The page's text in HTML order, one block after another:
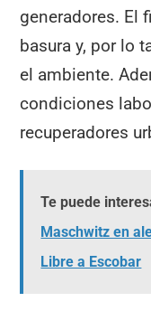
generadores. El
basura y, por lo
el ambiente.
condiciones
recuperadores
Te puede
Maschwitz en
Libre a Escobar